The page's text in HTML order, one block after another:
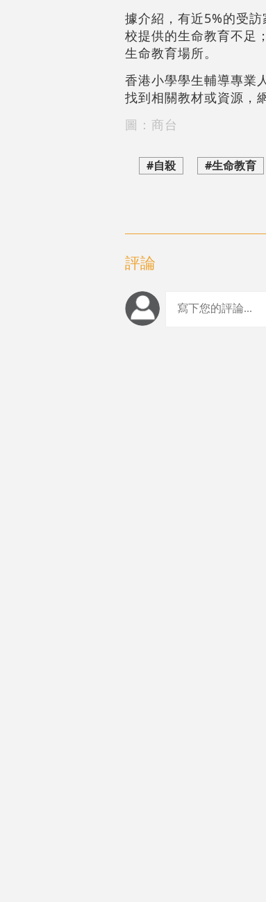
據介紹，有近5%的受
校提供的生命教育不足
生命教育場所。
香港小學學生輔導專業
找到相關教材或資源，
圖：商台
#自殺 #生命教育
評論